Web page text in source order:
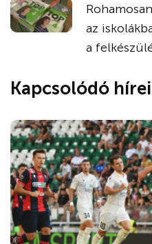
az
a
Kapcsolódó